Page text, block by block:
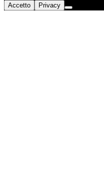
Accetto Privacy